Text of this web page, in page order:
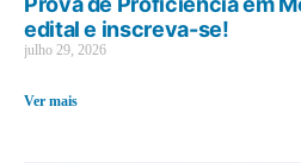
edital e inscreva-se!
julho 29, 2026
Ver mais